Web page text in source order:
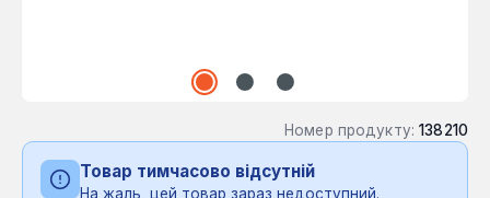
Номер продукту: 138210
Товар тимчасово відсутній
На жаль, цей товар зараз недоступний.